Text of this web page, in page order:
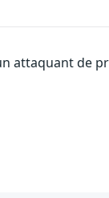
attaquant de